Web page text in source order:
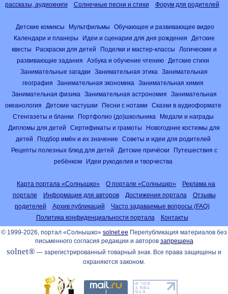
рассказы, аудиокниги
Солнечные песни и стихи Форум для родителей
Детские комиксы Мультфильмы
Обучающее и развивающее видео
Календари и планеры
Идеи и сценарии для дня рождения
Детские
квесты
Раскраски для детей Поделки и мастер-классы
Логические и
развивающие задания
Азбука и обучение чтению
Детские стихи
Занимательные загадки
Занимательная этика
Занимательная
география
Занимательная экономика
Занимательная химия
Занимательная физика
Занимательная астрономия
Занимательная
океанология
Детские частушки Песни с нотами
Сказки в аудиоформате
Стенгазеты и бланки
Портфолио (до)школьника
Медали и награды
Дипломы для детей
Сертификаты и грамоты
Новогодние костюмы для
детей
Подбор имён и их значение
Советы и идеи для родителей
Рецепты полезных блюд для детей
Детские причёски
Путешествия с
ребёнком
Идеи рукоделия и творчества
Карта портала «Солнышко» О портале «Солнышко»
Реклама на
портале
Информация для авторов Достижения портала
Отзывы
родителей
Архив публикаций
Часто задаваемые вопросы (FAQ)
Политика конфиденциальности портала
Контакты
© 1999-2026, портал «Солнышко» solnet.ee Перепубликация материалов без
письменного согласия редакции и авторов запрещена
solnet® — зарегистрированный товарный знак. Все права защищены и
охраняются законом.